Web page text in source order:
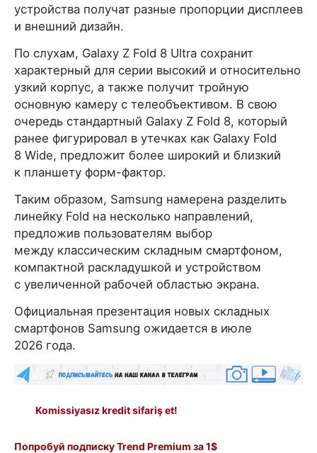
устройства получат разные пропорции дисплеев
и внешний дизайн.
По слухам, Galaxy Z Fold 8 Ultra сохранит
характерный для серии высокий и относительно
узкий корпус, а также получит тройную
основную камеру с телеобъективом. В свою
очередь стандартный Galaxy Z Fold 8, который
ранее фигурировал в утечках как Galaxy Fold
8 Wide, предложит более широкий и близкий
к планшету форм-фактор.
Таким образом, Samsung намерена разделить
линейку Fold на несколько направлений,
предложив пользователям выбор
между классическим складным смартфоном,
компактной раскладушкой и устройством
с увеличенной рабочей областью экрана.
Официальная презентация новых складных
смартфонов Samsung ожидается в июле
2026 года.
Komissiyasız kredit sifariş et!
Попробуй подписку Trend Premium за 1$